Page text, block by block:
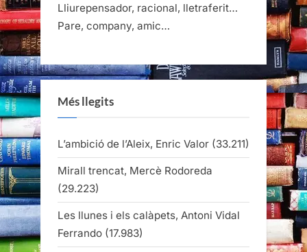
Lliurepensador, racional, lletraferit…
Pare, company, amic…
Més llegits
L’ambició de l’Aleix, Enric Valor (33.211)
Mirall trencat, Mercè Rodoreda
(29.223)
Les llunes i els calàpets, Antoni Vidal
Ferrando (17.983)